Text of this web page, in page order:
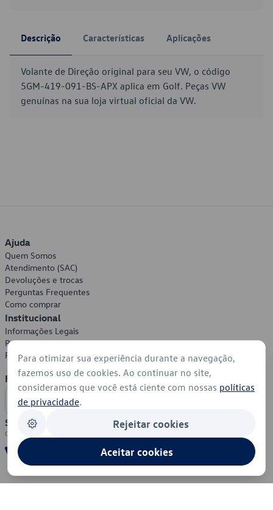
Descrição Características Aplicações
Volante de Direção original para seu VW, o código
5GM-419-091-BS-APX aplica em Golf. Peças VW
genuínas na sua loja virtual oficial da VW.
Ajuda
Quem Somos
Atendimento (SAC)
Devoluções e trocas
Perguntas Frequentes
Como comprar
Institucional
Informações Legais
Política de Privacidade
Política de Cookies
Formas de Pagamento
Segurança
Para otimizar sua experiência durante a navegação,
fazemos uso de cookies. Ao continuar no site,
consideramos que você está ciente com nossas políticas
de privacidade.
Rejeitar cookies
Aceitar cookies